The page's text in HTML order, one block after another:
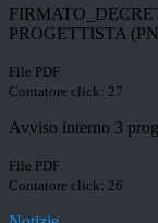
PROGETTISTA
File PDF
Contatore click: 27
Avviso interno 3
File PDF
Contatore click: 26